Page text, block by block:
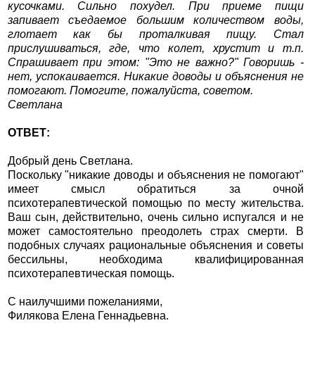
кусочками. Сильно похудел. При приеме пищи
запивает съедаемое большим количеством воды,
глотает как бы проталкивая пищу. Стал
прислушиваться, где, что колет, хрустит и т.п.
Спрашивает при этом: "Это не важно?" Говоришь -
нет, успокаивается. Никакие доводы и объяснения не
помогают. Помогите, пожалуйста, советом.
Светлана
ОТВЕТ:
Добрый день Светлана.
Поскольку "никакие доводы и объяснения не помогают"
имеет смысл обратиться за очной
психотерапевтической помощью по месту жительства.
Ваш сын, действительно, очень сильно испугался и не
может самостоятельно преодолеть страх смерти. В
подобных случаях рациональные объяснения и советы
бессильны, необходима квалифицированная
психотерапевтическая помощь.
С наилучшими пожеланиями,
Филякова Елена Геннадьевна.